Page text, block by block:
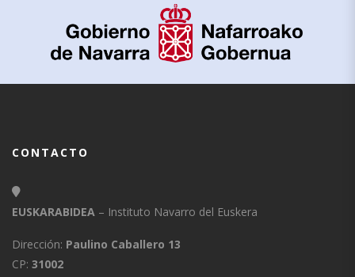
CONTACTO
EUSKARABIDEA – Instituto Navarro del Euskera
Dirección: Paulino Caballero 13
CP: 31002